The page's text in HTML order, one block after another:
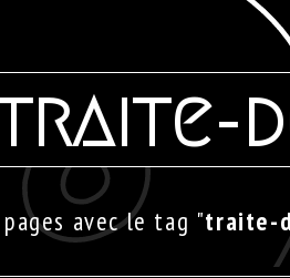
avec le tag "traite-